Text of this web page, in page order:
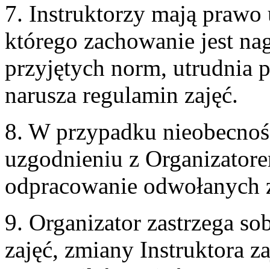
7. Instruktorzy mają prawo
którego zachowanie jest
przyjętych norm, utrudnia
narusza regulamin zajęć.
8. W przypadku
uzgodnieniu z
odpracowanie odwołanych
9. Organizator zastrzega
zajęć, zmiany Instruktora